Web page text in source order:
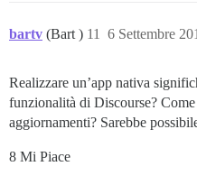
bartv (Bart ) 6 Settembre
11
Realizzare un’app nativa
funzionalità di Discourse?
aggiornamenti? Sarebbe
8 Mi Piace